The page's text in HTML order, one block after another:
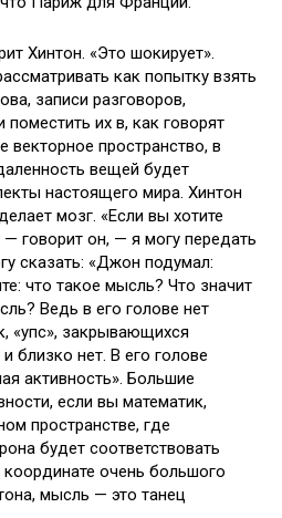
Хинтон. «Это шокирует».
как попытку взять
записи разговоров,
их в, как говорят
векторное пространство, в
вещей будет
настоящего мира. Хинтон
мозг. «Если вы хотите
говорит он, — я могу передать
сказать: «Джон подумал:
что такое мысль? Что значит
Ведь в его голове нет
«упс», закрывающихся
близко нет. В его голове
активность». Большие
если вы математик,
пространстве, где
будет соответствовать
очень большого
мысль — это танец